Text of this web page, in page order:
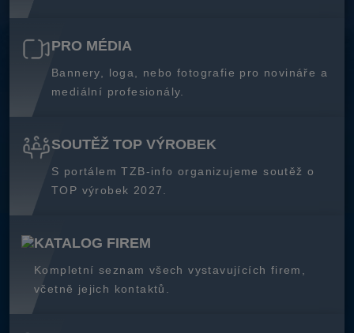
PRO MÉDIA
Bannery, loga, nebo fotografie pro novináře a
mediální profesionály.
SOUTĚŽ TOP VÝROBEK
S portálem TZB-info organizujeme soutěž o
TOP výrobek 2027.
KATALOG FIREM
Kompletní seznam všech vystavujících firem,
včetně jejich kontaktů.